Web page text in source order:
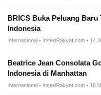
BRICS Buka Peluang
Indonesia
Internasional • InsertRakyat.com • 14
Beatrice Jean Consolata
Indonesia di Manhattan
Internasional • InsertRakyat.com • 16